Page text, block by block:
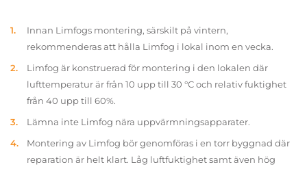
Innan Limfogs montering, särskilt på vintern,
rekommenderas att hålla Limfog i lokal inom en vecka.
Limfog är konstruerad för montering i den lokalen där
lufttemperatur är från 10 upp till 30 °C och relativ fuktighet
från 40 upp till 60%.
Lämna inte Limfog nära uppvärmningsapparater.
Montering av Limfog bör genomföras i en torr byggnad där
reparation är helt klart. Låg luftfuktighet samt även hög